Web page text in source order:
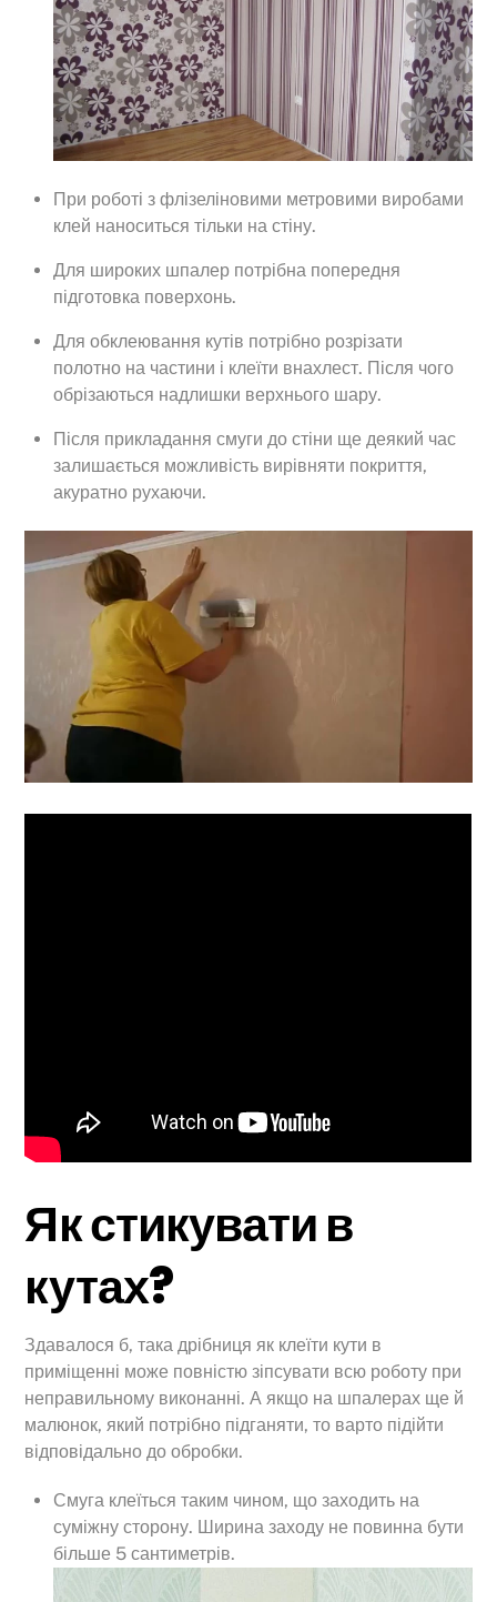
При роботі з флізеліновими метровими виробами
клей наноситься тільки на стіну.
Для широких шпалер потрібна попередня
підготовка поверхонь.
Для обклеювання кутів потрібно розрізати
полотно на частини і клеїти внахлест. Після чого
обрізаються надлишки верхнього шару.
Після прикладання смуги до стіни ще деякий час
залишається можливість вирівняти покриття,
акуратно рухаючи.
Як стикувати в
кутах?
Здавалося б, така дрібниця як клеїти кути в
приміщенні може повністю зіпсувати всю роботу при
неправильному виконанні. А якщо на шпалерах ще й
малюнок, який потрібно підганяти, то варто підійти
відповідально до обробки.
Смуга клеїться таким чином, що заходить на
суміжну сторону. Ширина заходу не повинна бути
більше 5 сантиметрів.